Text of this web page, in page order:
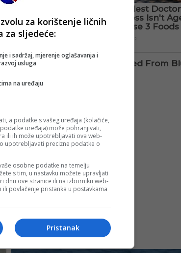
za korištenje ličnih
za sljedeće:
i sadržaj, mjerenje oglašavanja i
usluga
na uređaju
a podatke s vašeg uređaja (kolačiće,
uređaja) može pohranjivati,
ili ih može upotrebljavati ova web-
upotrebljavati precizne podatke o
osobne podatke na temelju
s tim, u nastavku možete upravljati
dnu ove stranice ili na izborniku web-
povlačenje pristanka u postavkama
Pristanak